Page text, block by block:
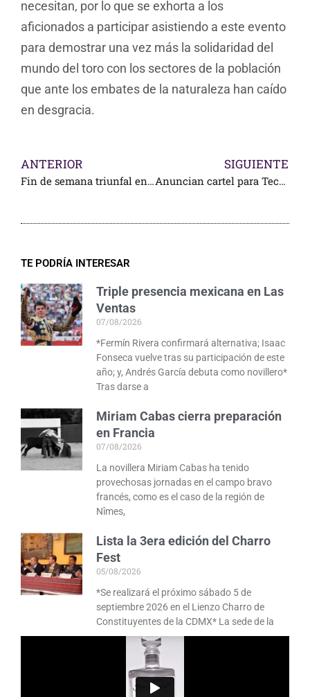
necesitan, por lo que se exhorta a los
aficionados a participar asistiendo a este evento
para demostrar una vez más la solidaridad del
mundo del toro con los sectores de la población
que ante los embates de la naturaleza han caído
en desgracia.
ANTERIOR
Fin de semana triunfal en Moroleón
SIGUIENTE
Anuncian cartel para Tecolotlán
TE PODRÍA INTERESAR
Triple presencia mexicana en Las
Ventas
07/08/2026
*Fermín Rivera confirmará alternativa; Isaac
Fonseca vuelve tras su participación de este
año; y, Andrés García debuta como novillero*
Tras darse a
Miriam Cabas cierra preparación
en Francia
07/08/2026
La novillera Miriam Cabas ha tenido
provechosas jornadas en el campo bravo
francés, como es el caso de la región de
Nîmes,
Lista la 3era edición del Charro
Fest
05/08/2026
*Se realizará el próximo sábado 5 de
septiembre 2026 en el Lienzo Charro de
Constituyentes de la CDMX* La sede de la